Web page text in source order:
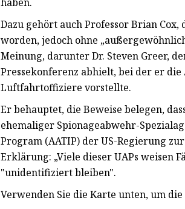
haben.
Dazu gehört auch Professor Brian
worden, jedoch ohne
Meinung, darunter Dr. Steven Greer,
Pressekonferenz abhielt, bei der er
Luftfahrtoffiziere vorstellte.
Er behauptet, die Beweise belegen,
ehemaliger Spionageabwehr-
Program (AATIP) der US-Regierung
Erklärung: „Viele dieser UAPs weisen
"unidentifiziert bleiben".
Verwenden Sie die Karte unten, um